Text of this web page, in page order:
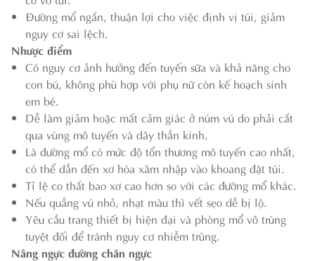
Đường mổ ngắn, thuận lợi cho việc định vị túi, giảm
nguy cơ sai lệch.
Nhược điểm
Có nguy cơ ảnh hưởng đến tuyến sữa và khả năng cho
con bú, không phù hợp với phụ nữ còn kế hoạch sinh
em bé.
Dễ làm giảm hoặc mất cảm giác ở núm vú do phải cắt
qua vùng mô tuyến và dây thần kinh.
Là đường mổ có mức độ tổn thương mô tuyến cao nhất,
có thể dẫn đến xơ hóa xâm nhập vào khoang đặt túi.
Tỉ lệ co thắt bao xơ cao hơn so với các đường mổ khác.
Nếu quầng vú nhỏ, nhạt màu thì vết sẹo dễ bị lộ.
Yêu cầu trang thiết bị hiện đại và phòng mổ vô trùng
tuyệt đối để tránh nguy cơ nhiễm trùng.
Nâng ngực đường chân ngực